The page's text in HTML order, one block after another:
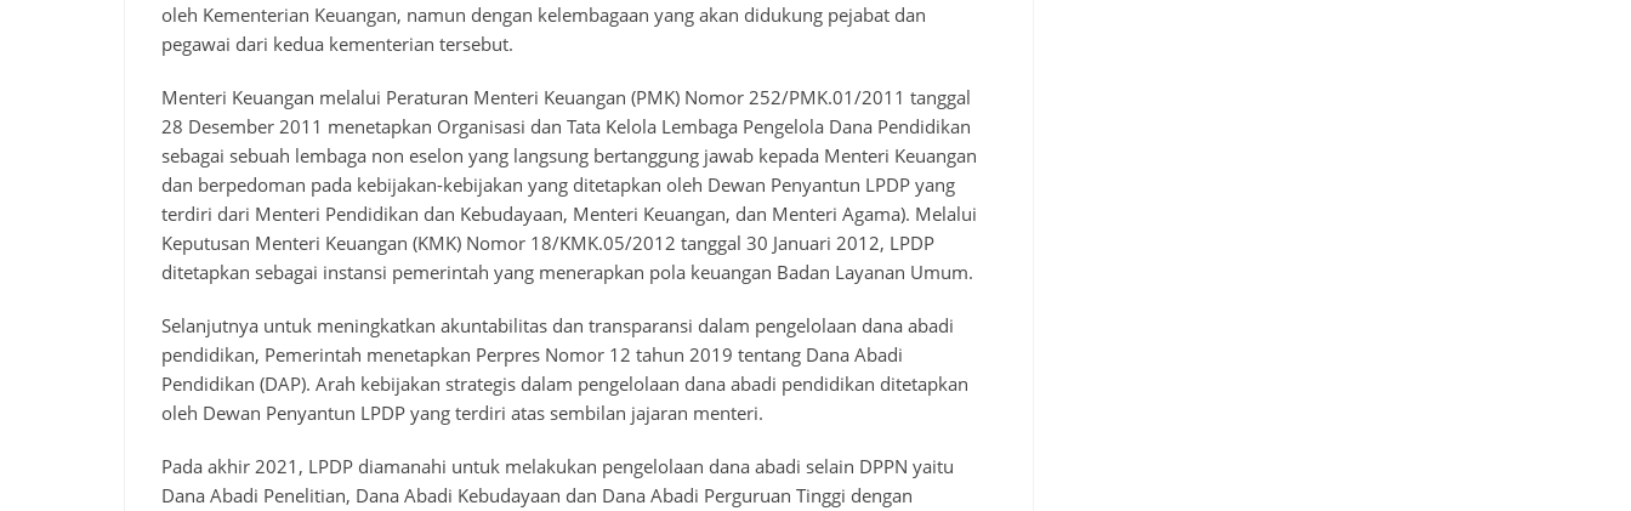
oleh Kementerian Keuangan, namun dengan kelembagaan yang akan didukung pejabat dan
pegawai dari kedua kementerian tersebut.
Menteri Keuangan melalui Peraturan Menteri Keuangan (PMK) Nomor 252/PMK.01/2011 tanggal
28 Desember 2011 menetapkan Organisasi dan Tata Kelola Lembaga Pengelola Dana Pendidikan
sebagai sebuah lembaga non eselon yang langsung bertanggung jawab kepada Menteri Keuangan
dan berpedoman pada kebijakan-kebijakan yang ditetapkan oleh Dewan Penyantun LPDP yang
terdiri dari Menteri Pendidikan dan Kebudayaan, Menteri Keuangan, dan Menteri Agama). Melalui
Keputusan Menteri Keuangan (KMK) Nomor 18/KMK.05/2012 tanggal 30 Januari 2012, LPDP
ditetapkan sebagai instansi pemerintah yang menerapkan pola keuangan Badan Layanan Umum.
Selanjutnya untuk meningkatkan akuntabilitas dan transparansi dalam pengelolaan dana abadi
pendidikan, Pemerintah menetapkan Perpres Nomor 12 tahun 2019 tentang Dana Abadi
Pendidikan (DAP). Arah kebijakan strategis dalam pengelolaan dana abadi pendidikan ditetapkan
oleh Dewan Penyantun LPDP yang terdiri atas sembilan jajaran menteri.
Pada akhir 2021, LPDP diamanahi untuk melakukan pengelolaan dana abadi selain DPPN yaitu
Dana Abadi Penelitian, Dana Abadi Kebudayaan dan Dana Abadi Perguruan Tinggi dengan